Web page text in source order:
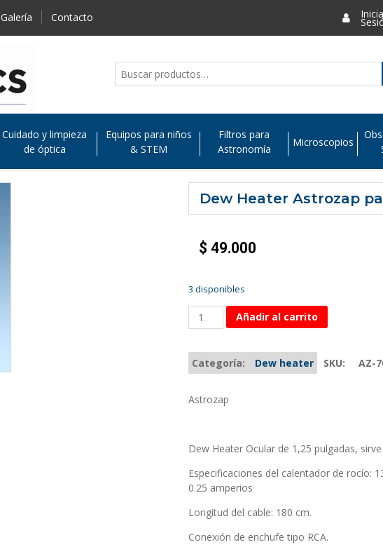
Galería Contacto
Cuidado y limpieza
de óptica
Equipos para niños
& STEM
Filtros para
Astronomía
Microscopios
Dew Heater Astrozap
$ 49.000
3 disponibles
Añadir al carrito
Categoría: Dew heater SKU: AZ-
Astrozap
Dew Heater Ocular de 1,25 pulgadas,
Especificaciones del calentador de rocío:
0.25 amperios
Longitud del cable: 180 cm.
Conexión de enchufe tipo RCA.